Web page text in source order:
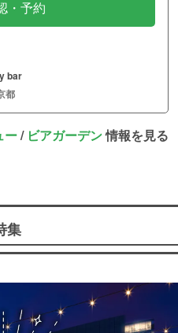
・予約
bar
都
ー/ ビアガーデン情報を見る
集